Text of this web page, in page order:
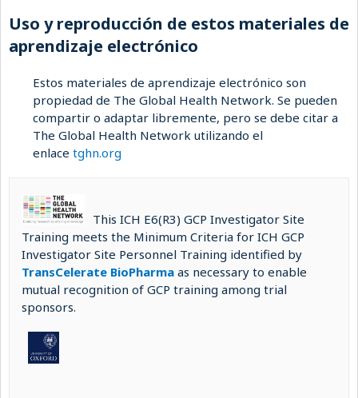
Uso y reproducción de estos materiales de
aprendizaje electrónico
Estos materiales de aprendizaje electrónico son
propiedad de The Global Health Network. Se pueden
compartir o adaptar libremente, pero se debe citar a
The Global Health Network utilizando el
enlace tghn.org
This ICH E6(R3) GCP Investigator Site
Training meets the Minimum Criteria for ICH GCP
Investigator Site Personnel Training identified by
TransCelerate BioPharma as necessary to enable
mutual recognition of GCP training among trial
sponsors.